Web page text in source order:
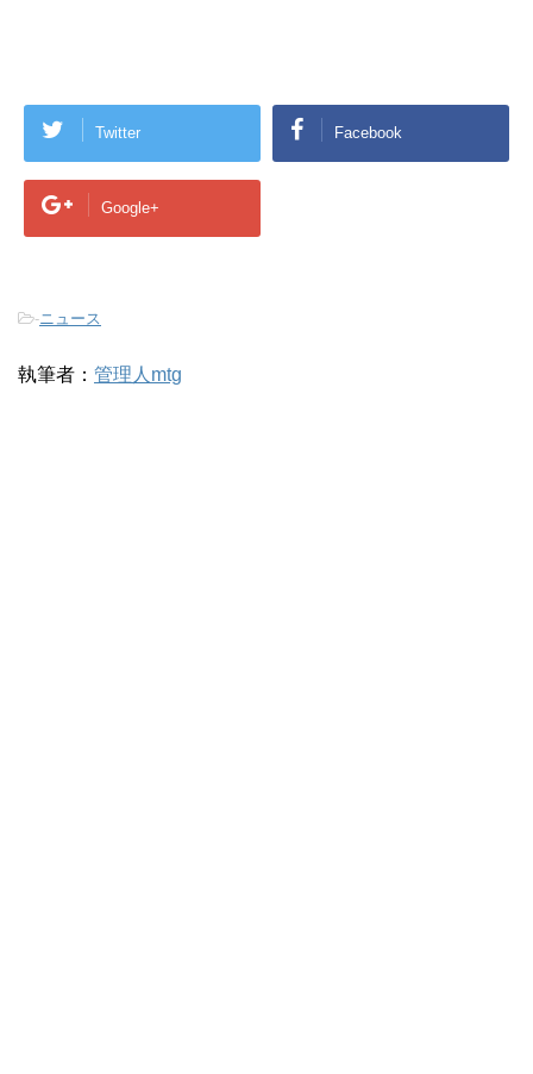
Twitter Facebook
Google+
-ニュース
執筆者： 管理人mtg